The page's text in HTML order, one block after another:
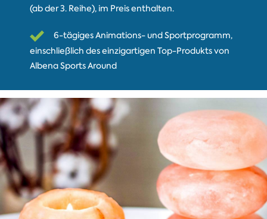
(ab der 3. Reihe), im Preis enthalten.
6-tägiges Animations- und Sportprogramm,
einschließlich des einzigartigen Top-Produkts von
Albena Sports Around